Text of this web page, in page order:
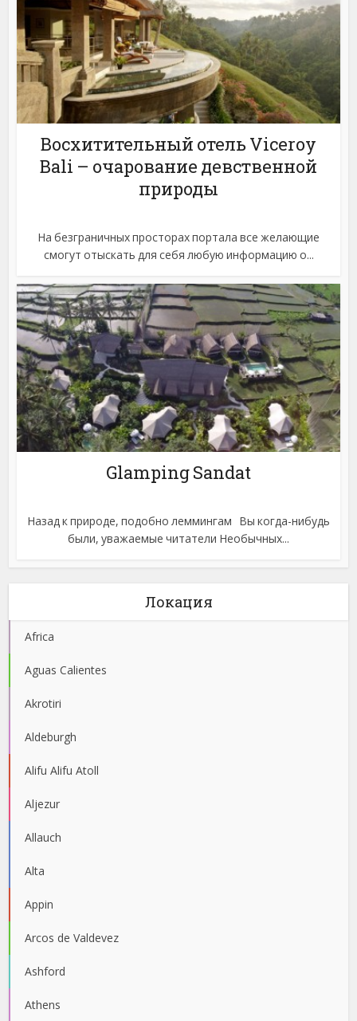
Восхитительный отель Viceroy
Bali – очарование девственной
природы
На безграничных просторах портала все желающие
смогут отыскать для себя любую информацию о...
Glamping Sandat
Назад к природе, подобно леммингам Вы когда-нибудь
были, уважаемые читатели Необычных...
Локация
Africa
Aguas Calientes
Akrotiri
Aldeburgh
Alifu Alifu Atoll
Aljezur
Allauch
Alta
Appin
Arcos de Valdevez
Ashford
Athens